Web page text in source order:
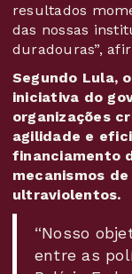
resultados
das nossas
duradouras”,
Segundo Lula,
iniciativa do
organizações
agilidade e
financiamento
mecanismos
ultraviolentos.
“Nosso
entre as